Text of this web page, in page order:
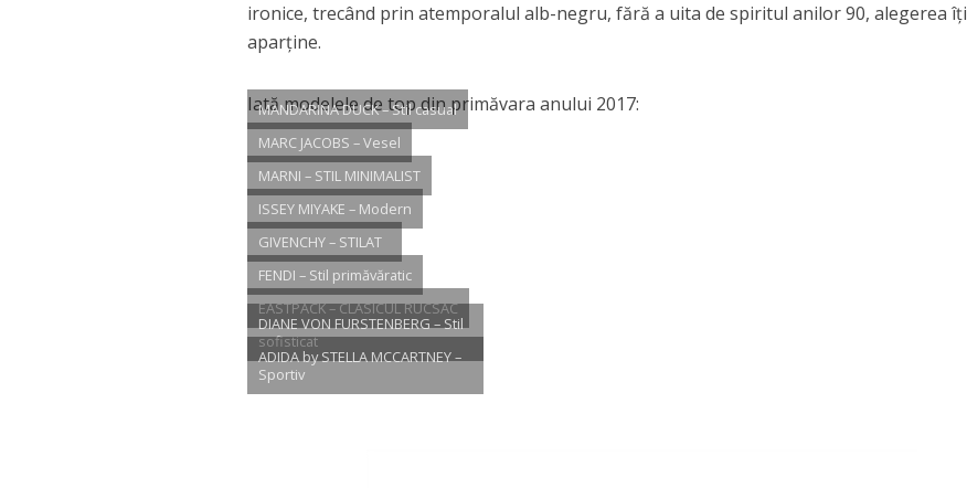
ironice, trecând prin atemporalul alb-negru, fără a uita de spiritul anilor 90, alegerea îți
aparține.
Iată modelele de top din primăvara anului 2017:
MANDARINA DUCK – Stil casual
MARC JACOBS – Vesel
MARNI – STIL MINIMALIST
ISSEY MIYAKE – Modern
GIVENCHY – STILAT
FENDI – Stil primăvăratic
EASTPACK – CLASICUL RUCSAC
DIANE VON FURSTENBERG – Stil
sofisticat
ADIDA by STELLA MCCARTNEY –
Sportiv